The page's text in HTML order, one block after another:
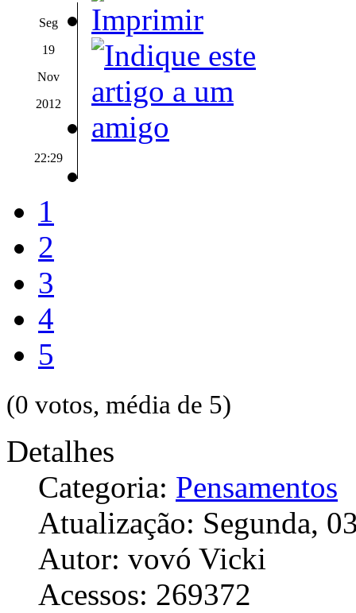
Seg
19
Nov
2012
22:29
1
2
3
4
5
(0 votos, média de 5)
Detalhes
Categoria: Pensamentos
Atualização: Segunda,
Autor: vovó Vicki
Acessos: 269372